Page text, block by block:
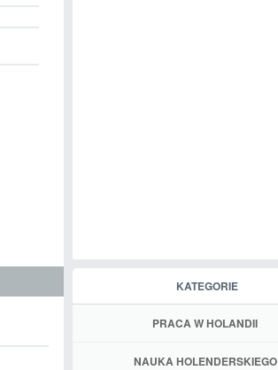
KATEGORIE
PRACA W HOLANDII
NAUKA HOLENDERSKIEGO